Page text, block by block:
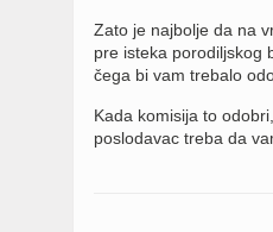
Zato je najbolje da na
pre isteka porodiljskog
čega bi vam trebalo
Kada komisija to
poslodavac treba da